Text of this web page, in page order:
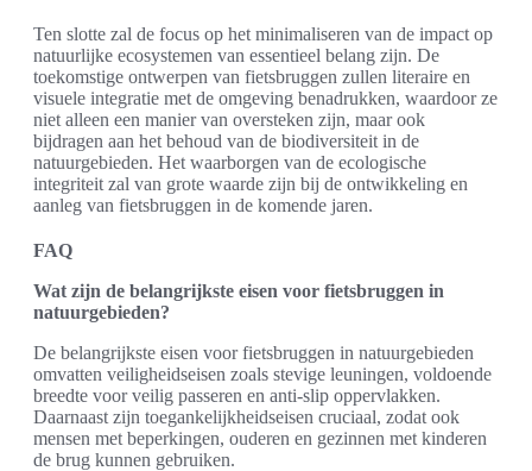
Ten slotte zal de focus op het minimaliseren van de impact op
natuurlijke ecosystemen van essentieel belang zijn. De
toekomstige ontwerpen van fietsbruggen zullen literaire en
visuele integratie met de omgeving benadrukken, waardoor ze
niet alleen een manier van oversteken zijn, maar ook
bijdragen aan het behoud van de biodiversiteit in de
natuurgebieden. Het waarborgen van de ecologische
integriteit zal van grote waarde zijn bij de ontwikkeling en
aanleg van fietsbruggen in de komende jaren.
FAQ
Wat zijn de belangrijkste eisen voor fietsbruggen in
natuurgebieden?
De belangrijkste eisen voor fietsbruggen in natuurgebieden
omvatten veiligheidseisen zoals stevige leuningen, voldoende
breedte voor veilig passeren en anti-slip oppervlakken.
Daarnaast zijn toegankelijkheidseisen cruciaal, zodat ook
mensen met beperkingen, ouderen en gezinnen met kinderen
de brug kunnen gebruiken.